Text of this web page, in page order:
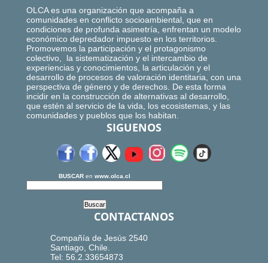
OLCA es una organización que acompaña a
comunidades en conflicto socioambiental, que en
condiciones de profunda asimetría, enfrentan un modelo
económico depredador impuesto en los territorios.
Promovemos la participación y el protagonismo
colectivo, la sistematización y el intercambio de
experiencias y conocimientos, la articulación y el
desarrollo de procesos de valoración identitaria, con una
perspectiva de género y de derechos. De esta forma
incidir en la construcción de alternativas al desarrollo,
que estén al servicio de la vida, los ecosistemas, y las
comunidades y pueblos que los habitan.
SIGUENOS
BUSCAR en www.olca.cl
CONTACTANOS
Compañía de Jesús 2540
Santiago, Chile.
Tel: 56.2.33654873